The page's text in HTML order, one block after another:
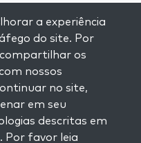
de email e
entregue em
a experiência
do site. Por
os
nossos
no site,
em seu
descritas em
. Por favor leia